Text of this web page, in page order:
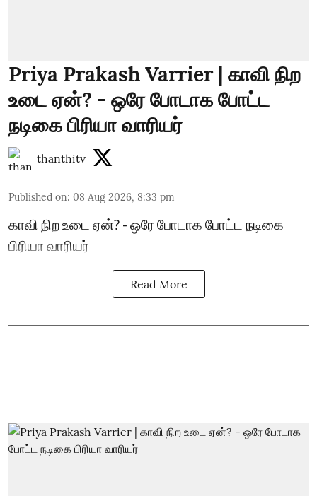
Priya Prakash Varrier | காவி நிற
உடை ஏன்? - ஒரே போடாக போட்ட
நடிகை பிரியா வாரியர்
thanthitv
Published on: 08 Aug 2026, 8:33 pm
காவி நிற உடை ஏன்? - ஒரே போடாக போட்ட நடிகை
பிரியா வாரியர்
Read More